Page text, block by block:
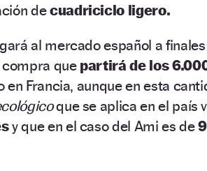
decuadriciclo ligero.
al mercado español a
quepartirá de los
en Francia, aunque en esta
que se aplica en el país
y que en el caso del Ami es de